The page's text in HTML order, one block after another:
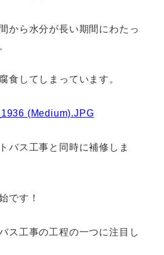
から水分が長い期間にわたっ
食してしまっています。
バス工事と同時に補修しま
です！
ス工事の工程の一つに注目し